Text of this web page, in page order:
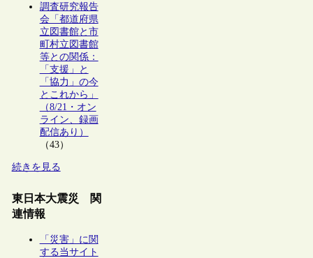
調査研究報告
会「都道府県
立図書館と市
町村立図書館
等との関係：
「支援」と
「協力」の今
とこれから」
（8/21・オン
ライン、録画
配信あり）
（43）
続きを見る
東日本大震災 関
連情報
「災害」に関
する当サイト